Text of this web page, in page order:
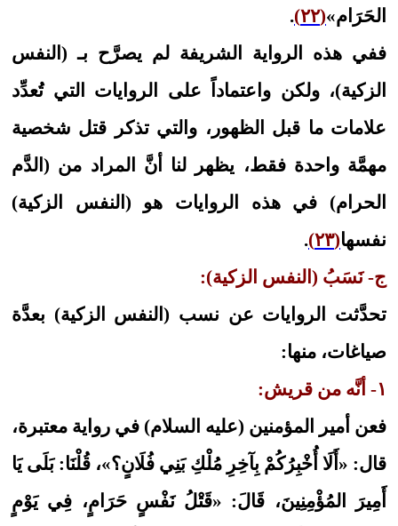
الحَرَام»(٢٢)
.
ففي هذه الرواية الشريفة لم يصرَّح بـ (النفس
الزكية)، ولكن واعتماداً على الروايات التي تُعدِّد
علامات ما قبل الظهور، والتي تذكر قتل شخصية
مهمَّة واحدة فقط، يظهر لنا أنَّ المراد من (الدَّم
الحرام) في هذه الروايات هو (النفس الزكية)
نفسها(٢٣)
.
ج- نَسَبُ (النفس الزكية):
تحدَّثت الروايات عن نسب (النفس الزكية) بعدَّة
صياغات، منها:
١- أنَّه من قريش:
فعن أمير المؤمنين (عليه السلام) في رواية معتبرة،
قال: «أَلَا أُخْبِرُكُمْ بِآخِرِ مُلْكِ بَنِي فُلَانٍ؟»، قُلْنَا: بَلَى يَا
أَمِيرَ المُؤْمِنِينَ، قَالَ: «قَتْلُ‏ نَفْسٍ‏ حَرَامٍ، فِي‏ يَوْمٍ‏